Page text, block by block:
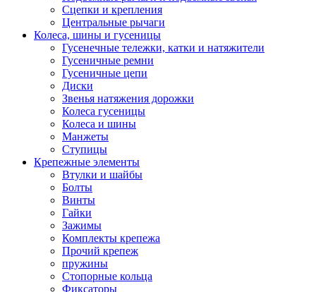
Сцепки и крепления
Центральные рычаги
Колеса, шины и гусеницы
Гусенечные тележки, катки и натяжители
Гусеничные ремни
Гусеничные цепи
Диски
Звенья натяжения дорожки
Колеса гусеницы
Колеса и шины
Манжеты
Ступицы
Крепежные элементы
Втулки и шайбы
Болты
Винты
Гайки
Зажимы
Комплекты крепежа
Прочий крепеж
пружины
Стопорные кольца
Фиксаторы